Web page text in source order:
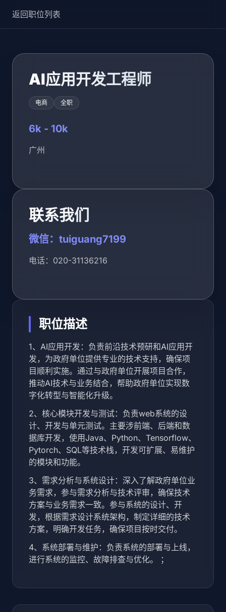
返回职位列表
AI应用开发工程师
电商 全职
6k - 10k
广州
联系我们
微信：tuiguang7199
电话：020-31136216
职位描述
1、AI应用开发：负责前沿技术预研和AI应用开
发，为政府单位提供专业的技术支持，确保项
目顺利实施。通过与政府单位开展项目合作，
推动AI技术与业务结合，帮助政府单位实现数
字化转型与智能化升级。
2、核心模块开发与测试：负责web系统的设
计、开发与单元测试。主要涉前端、后端和数
据库开发，使用Java、Python、Tensorflow、
Pytorch、SQL等技术栈，开发可扩展、易维护
的模块和功能。
3、需求分析与系统设计：深入了解政府单位业
务需求，参与需求分析与技术评审，确保技术
方案与业务需求一致。参与系统的设计、开
发，根据需求设计系统架构，制定详细的技术
方案，明确开发任务，确保项目按时交付。
4、系统部署与维护：负责系统的部署与上线，
进行系统的监控、故障排查与优化。 ；